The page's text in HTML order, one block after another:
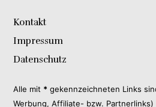
Kontakt
Impressum
Datenschutz
Alle mit * gekennzeichneten Links
Werbung, Affiliate- bzw. Partnerlinks)